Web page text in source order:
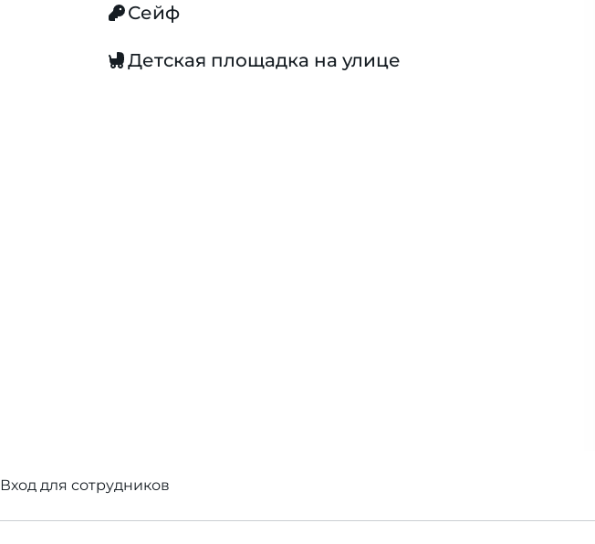
Сейф
Детская площадка на улице
Вход для сотрудников